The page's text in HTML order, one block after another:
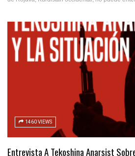
1460 VIEWS
Entrevista A Tekoshina Anarsist